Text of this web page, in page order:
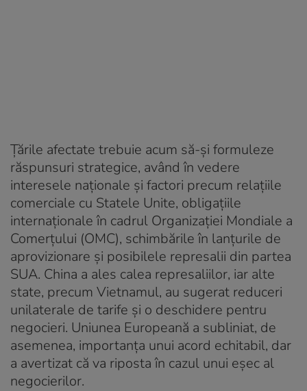
Țările afectate trebuie acum să-și formuleze
răspunsuri strategice, având în vedere
interesele naționale și factori precum relațiile
comerciale cu Statele Unite, obligațiile
internaționale în cadrul Organizației Mondiale a
Comerțului (OMC), schimbările în lanțurile de
aprovizionare și posibilele represalii din partea
SUA. China a ales calea represaliilor, iar alte
state, precum Vietnamul, au sugerat reduceri
unilaterale de tarife și o deschidere pentru
negocieri. Uniunea Europeană a subliniat, de
asemenea, importanța unui acord echitabil, dar
a avertizat că va riposta în cazul unui eșec al
negocierilor.